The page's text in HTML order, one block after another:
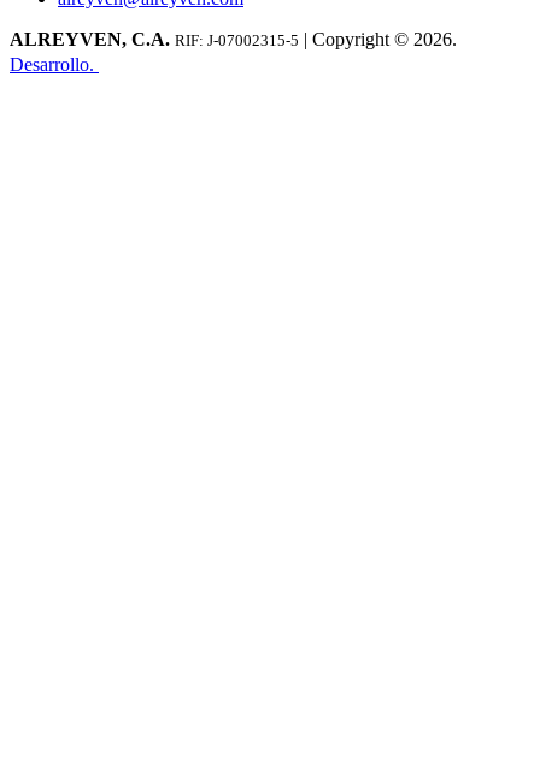
ALREYVEN, C.A. RIF: J-07002315-5 | Copyright © 2026.
Desarrollo.